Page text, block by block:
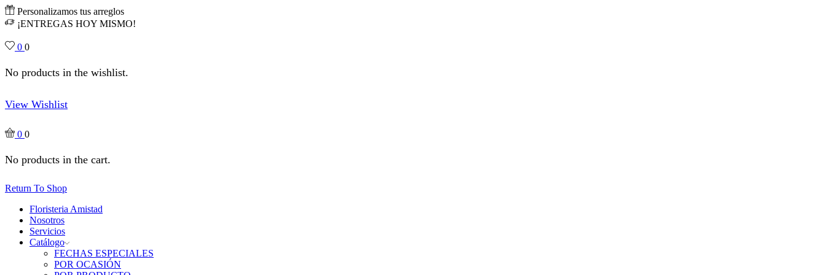
Personalizamos tus arreglos
¡ENTREGAS HOY MISMO!
0 0
No products in the wishlist.
View Wishlist
0 0
No products in the cart.
Return To Shop
Floristeria Amistad
Nosotros
Servicios
Catálogo
FECHAS ESPECIALES
POR OCASIÓN